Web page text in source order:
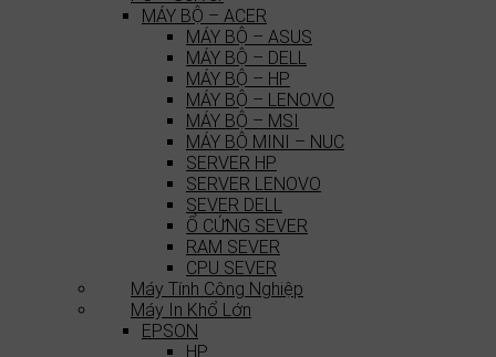
MÁY BỘ – ACER
MÁY BỘ – ASUS
MÁY BỘ – DELL
MÁY BỘ – HP
MÁY BỘ – LENOVO
MÁY BỘ – MSI
MÁY BỘ MINI – NUC
SERVER HP
SERVER LENOVO
SEVER DELL
Ổ CỨNG SEVER
RAM SEVER
CPU SEVER
Máy Tính Công Nghiệp
Máy In Khổ Lớn
EPSON
HP